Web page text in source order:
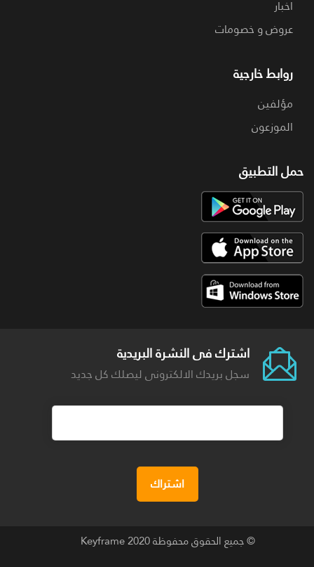
اخبار
عروض و خصومات
روابط خارجية
مؤلفين
الموزعون
حمل التطبيق
اشترك فى النشرة البريدية
سجل بريدك الالكترونى ليصلك كل جديد
© جميع الحقوق محفوظة 2020 Keyframe